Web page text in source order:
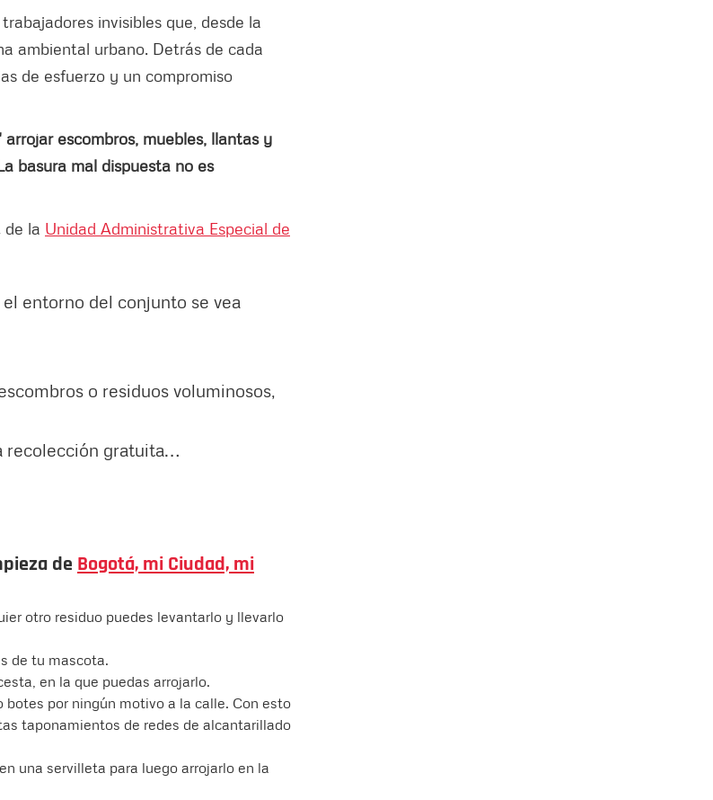
invisibles que, desde la
ambiental urbano. Detrás de cada
de esfuerzo y un compromiso
' arrojar escombros, muebles, llantas y
basura mal dispuesta no es
de la Unidad Administrativa Especial de
entorno del conjunto se vea
o residuos voluminosos,
recolección gratuita…
de Bogotá, mi Ciudad, mi
otro residuo puedes levantarlo y llevarlo
de tu mascota.
en la que puedas arrojarlo.
por ningún motivo a la calle. Con esto
taponamientos de redes de alcantarillado
una servilleta para luego arrojarlo en la